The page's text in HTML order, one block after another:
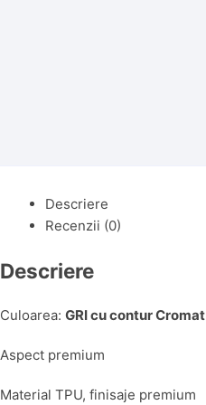
Descriere
Recenzii (0)
Descriere
Culoarea: GRI cu contur Cromat
Aspect premium
Material TPU, finisaje premium